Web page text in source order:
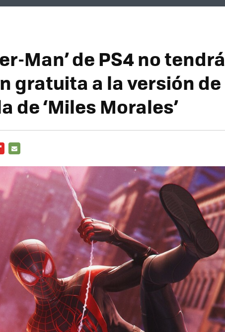
Man’ de PS4 no tendrá
gratuita a la versión de
de ‘Miles Morales’
MAIL